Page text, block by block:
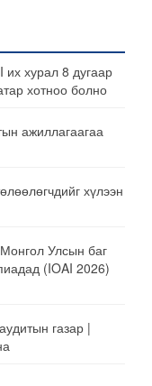
хурал 8 дугаар
хотноо болно
ажиллагаагаа
хүлээн
Улсын баг
(IOAI 2026)
газар |